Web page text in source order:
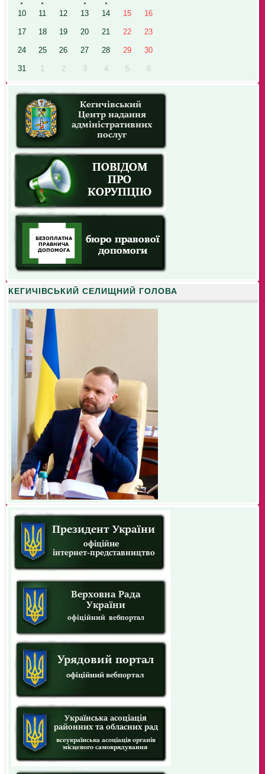
10 11 12 13 14 15 16
17 18 19 20 21 22 23
24 25 26 27 28 29 30
31 1 2 3 4 5 6
КЕГИЧІВСЬКИЙ СЕЛИЩНИЙ ГОЛОВА